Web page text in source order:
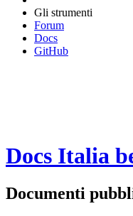
Gli strumenti
Forum
Docs
GitHub
Docs Italia
Documenti